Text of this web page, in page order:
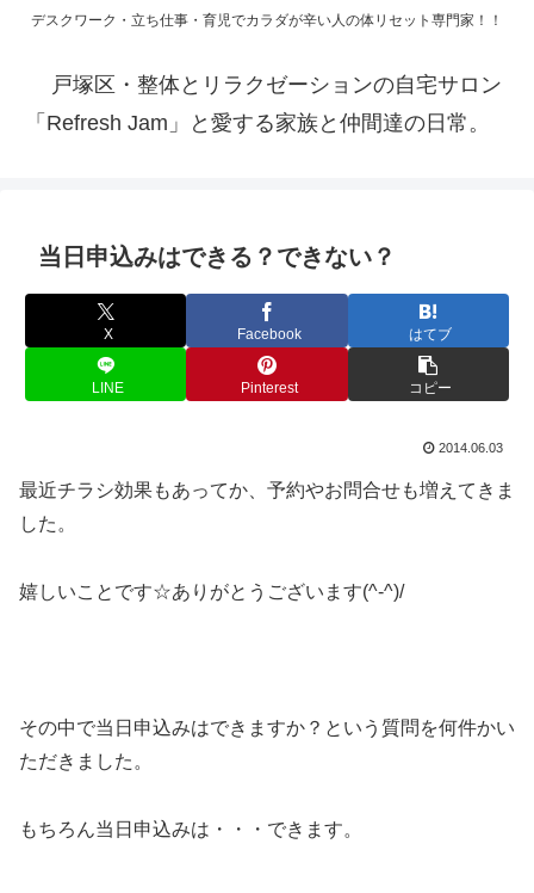
デスクワーク・立ち仕事・育児でカラダが辛い人の体リセット専門家！！
戸塚区・整体とリラクゼーションの自宅サロン
「Refresh Jam」と愛する家族と仲間達の日常。
当日申込みはできる？できない？
X Facebook はてブ
LINE Pinterest コピー
2014.06.03
最近チラシ効果もあってか、予約やお問合せも増えてきま
した。
嬉しいことです☆ありがとうございます(^-^)/
その中で当日申込みはできますか？という質問を何件かい
ただきました。
もちろん当日申込みは・・・できます。